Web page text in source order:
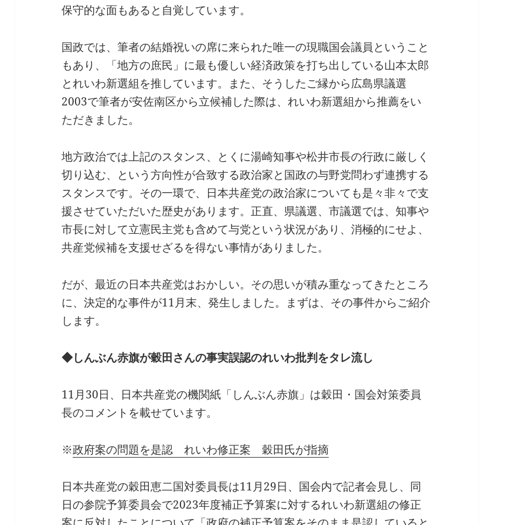
保守的な面もあると自覚しています。
国政では、筆者の結婚祝いの席に来られた唯一の現職国会議員ということ
もあり、「地方の庶民」に最も優しい経済政策を打ち出している山本太郎
とれいわ新選組を推しています。また、そうしたご縁から広島県議選
2003で筆者が安佐南区から立候補した際は、れいわ新選組から推薦をい
ただきました。
地方政治では上記のスタンス、とくに湯崎知事や松井市長の行政に厳しく
切り込む、という方向性が合致する政治家と国政の与野党問わず連携する
スタンスです。その一環で、日本共産党の政治家についても是々非々で支
援させていただいた歴史があります。正直、県議選、市議選では、知事や
市長に対して立憲民主党も含めて与党という状況があり、消極的にせよ、
共産党候補を支援せざるを得ない事情がありました。
だが、最近の日本共産党はおかしい。その思いが積み重なってきたところ
に、決定的な事件が11月末、発生しました。まずは、その事件からご紹介
します。
◆しんぶん赤旗が穀田さんの事実誤認のれいわ批判をタレ流し
11月30日、日本共産党の機関紙「しんぶん赤旗」は穀田・国会対策委員
長のコメントを載せています。
※政府案の問題を是認 れいわ修正案 穀田氏が指摘
日本共産党の穀田恵二国対委員長は11月29日、国会内で記者会見し、同
日の参院予算委員会で2023年度補正予算案に対するれいわ新選組の修正